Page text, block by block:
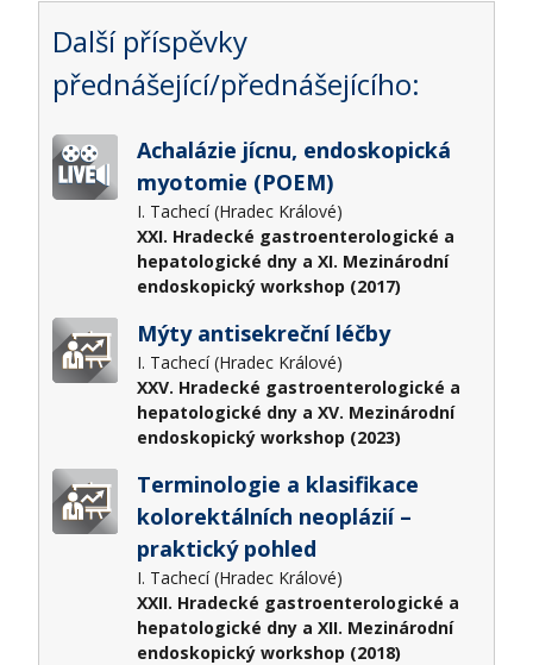
Další příspěvky
přednášející/přednášejícího:
Achalázie jícnu, endoskopická
myotomie (POEM)
I. Tachecí (Hradec Králové)
XXI. Hradecké gastroenterologické a
hepatologické dny a XI. Mezinárodní
endoskopický workshop (2017)
Mýty antisekreční léčby
I. Tachecí (Hradec Králové)
XXV. Hradecké gastroenterologické a
hepatologické dny a XV. Mezinárodní
endoskopický workshop (2023)
Terminologie a klasifikace
kolorektálních neoplázií –
praktický pohled
I. Tachecí (Hradec Králové)
XXII. Hradecké gastroenterologické a
hepatologické dny a XII. Mezinárodní
endoskopický workshop (2018)